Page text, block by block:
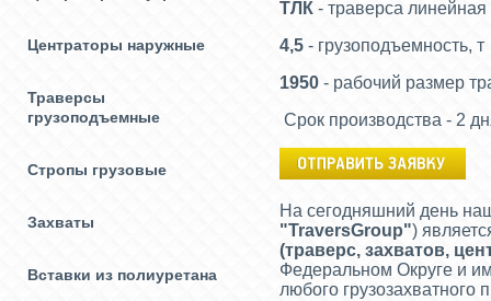
Центраторы наружные
Траверсы
грузоподъемные
Стропы грузовые
Захваты
Вставки из полиуретана
ТЛК - траверса
4,5 - грузоподъемность, т
1950 - рабочий размер
Срок производства - 2
На сегодняшний день
"TraversGroup")
(траверс, захватов,
Федеральном Округе и
любого грузозахватного